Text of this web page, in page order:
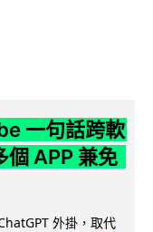
一句話跨軟
個 APP 兼免
外掛，取代